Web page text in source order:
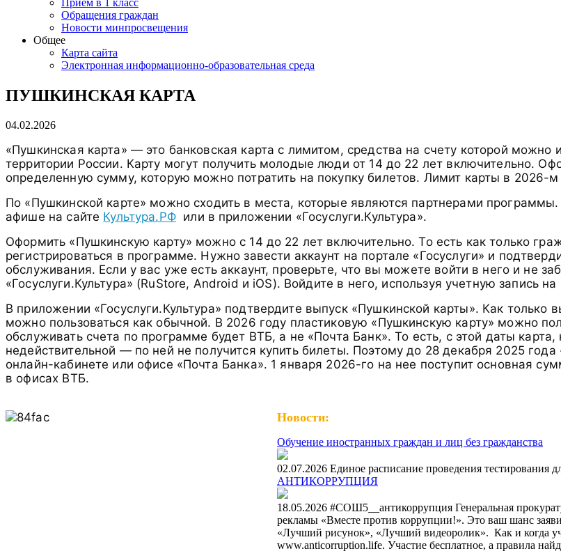
Прием в 1 класс
Обращения граждан
Новости минпросвещения
Общее
Карта сайта
Электронная информационно-образовательная среда
ПУШКИНСКАЯ КАРТА
04.02.2026
«Пушкинская карта» — это банковская карта с лимитом, средства на счету которой можно
территории России. Карту могут получить молодые люди от 14 до 22 лет включительно.
определенную сумму, которую можно потратить на покупку билетов. Лимит карты в 2026-м
По «Пушкинской карте» можно сходить в места, которые являются партнерами
афише на сайте Культура.РФили в приложении «Госуслуги.Культура».
Оформить «Пушкинскую карту» можно с 14 до 22 лет включительно. То есть как только
регистрироваться в программе. Нужно завести аккаунт на портале «Госуслуги» и
обслуживания. Если у вас уже есть аккаунт, проверьте, что вы можете войти в него и не
«Госуслуги.Культура» (RuStore, Android и iOS). Войдите в него, используя учетную запись на
В приложении «Госуслуги.Культура» подтвердите выпуск «Пушкинской карты». Как только
можно пользоваться как обычной. В 2026 году пластиковую «Пушкинскую карту» можно
обслуживать счета по программе будет ВТБ, а не «Почта Банк». То есть, с этой даты
недействительной — по ней не получится купить билеты. Поэтому до 28 декабря 2025
онлайн-кабинете или офисе «Почта Банка». 1 января 2026-го на нее поступит основная
в офисах ВТБ.
Новости:
Обучение иностранных граждан и лиц без гражданства
02.07.2026 Единое расписание проведения тестирования
АНТИКОРРУПЦИЯ
18.05.2026 #СОШ5__антикоррупция Генеральная
рекламы «Вместе против коррупции!». Это ваш шанс
«Лучший рисунок», «Лучший видеоролик». ⁣ Как и когда
www.anticorruption.life. Участие бесплатное, а правила